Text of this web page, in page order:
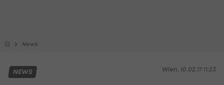
News
Wien, 10.02.17 11:23
NEWS